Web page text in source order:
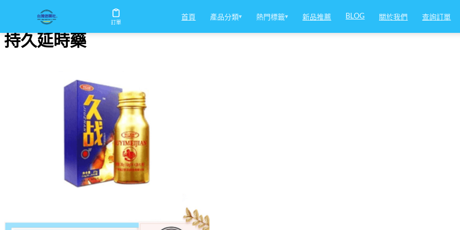
訂單
首頁 產品分類▾ 熱門標籤▾ 新品推薦 BLOG 關於我們 查詢訂單
持久延時藥
持久延時藥